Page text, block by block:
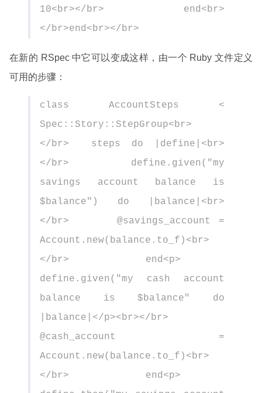
10<br></br> end<br>
</br>end<br></br>
在新的 RSpec 中它可以变成这样，由一个 Ruby 文件定义
可用的步骤：
class AccountSteps <
Spec::Story::StepGroup<br>
</br> steps do |define|<br>
</br> define.given("my
savings account balance is
$balance") do |balance|<br>
</br> @savings_account =
Account.new(balance.to_f)<br>
</br> end<p>
define.given("my cash account
balance is $balance" do
|balance|</p><br></br>
@cash_account =
Account.new(balance.to_f)<br>
</br> end<p>